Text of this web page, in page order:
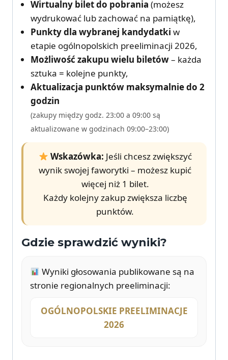
Wirtualny bilet do pobrania (możesz
wydrukować lub zachować na pamiątkę),
Punkty dla wybranej kandydatki w
etapie ogólnopolskich preeliminacji 2026,
Możliwość zakupu wielu biletów– każda
sztuka = kolejne punkty,
Aktualizacja punktów maksymalnie do 2
godzin
(zakupy między godz. 23:00 a 09:00 są
aktualizowane w godzinach 09:00–23:00)
Wskazówka: Jeśli chcesz zwiększyć
wynik swojej faworytki – możesz kupić
więcej niż 1 bilet.
Każdy kolejny zakup zwiększa liczbę
punktów.
Gdzie sprawdzić wyniki?
Wyniki głosowania publikowane są na
stronie regionalnych preeliminacji:
OGÓLNOPOLSKIE PREELIMINACJE
2026